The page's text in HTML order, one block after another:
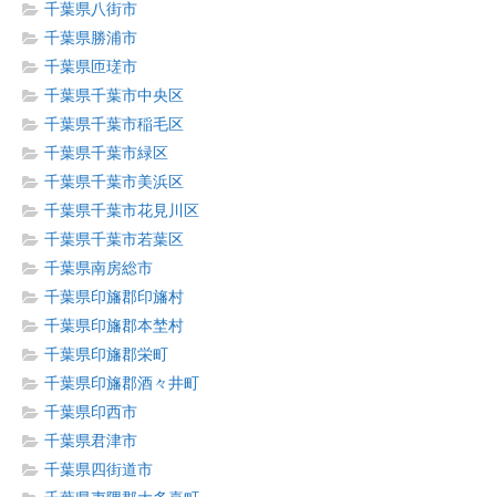
千葉県八街市
千葉県勝浦市
千葉県匝瑳市
千葉県千葉市中央区
千葉県千葉市稲毛区
千葉県千葉市緑区
千葉県千葉市美浜区
千葉県千葉市花見川区
千葉県千葉市若葉区
千葉県南房総市
千葉県印旛郡印旛村
千葉県印旛郡本埜村
千葉県印旛郡栄町
千葉県印旛郡酒々井町
千葉県印西市
千葉県君津市
千葉県四街道市